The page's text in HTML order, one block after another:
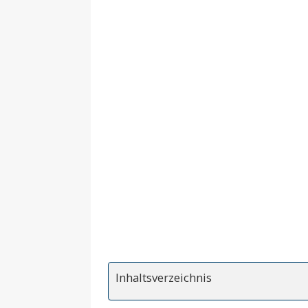
Inhaltsverzeichnis